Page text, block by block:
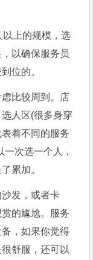
上的规模，选
以确保服务员
位的。
比较周到。店
选人区(很多身穿
着不同的服务
次选一个人，
累加。
发，或者卡
的尴尬。服务
，如果你觉得
舒服，还可以